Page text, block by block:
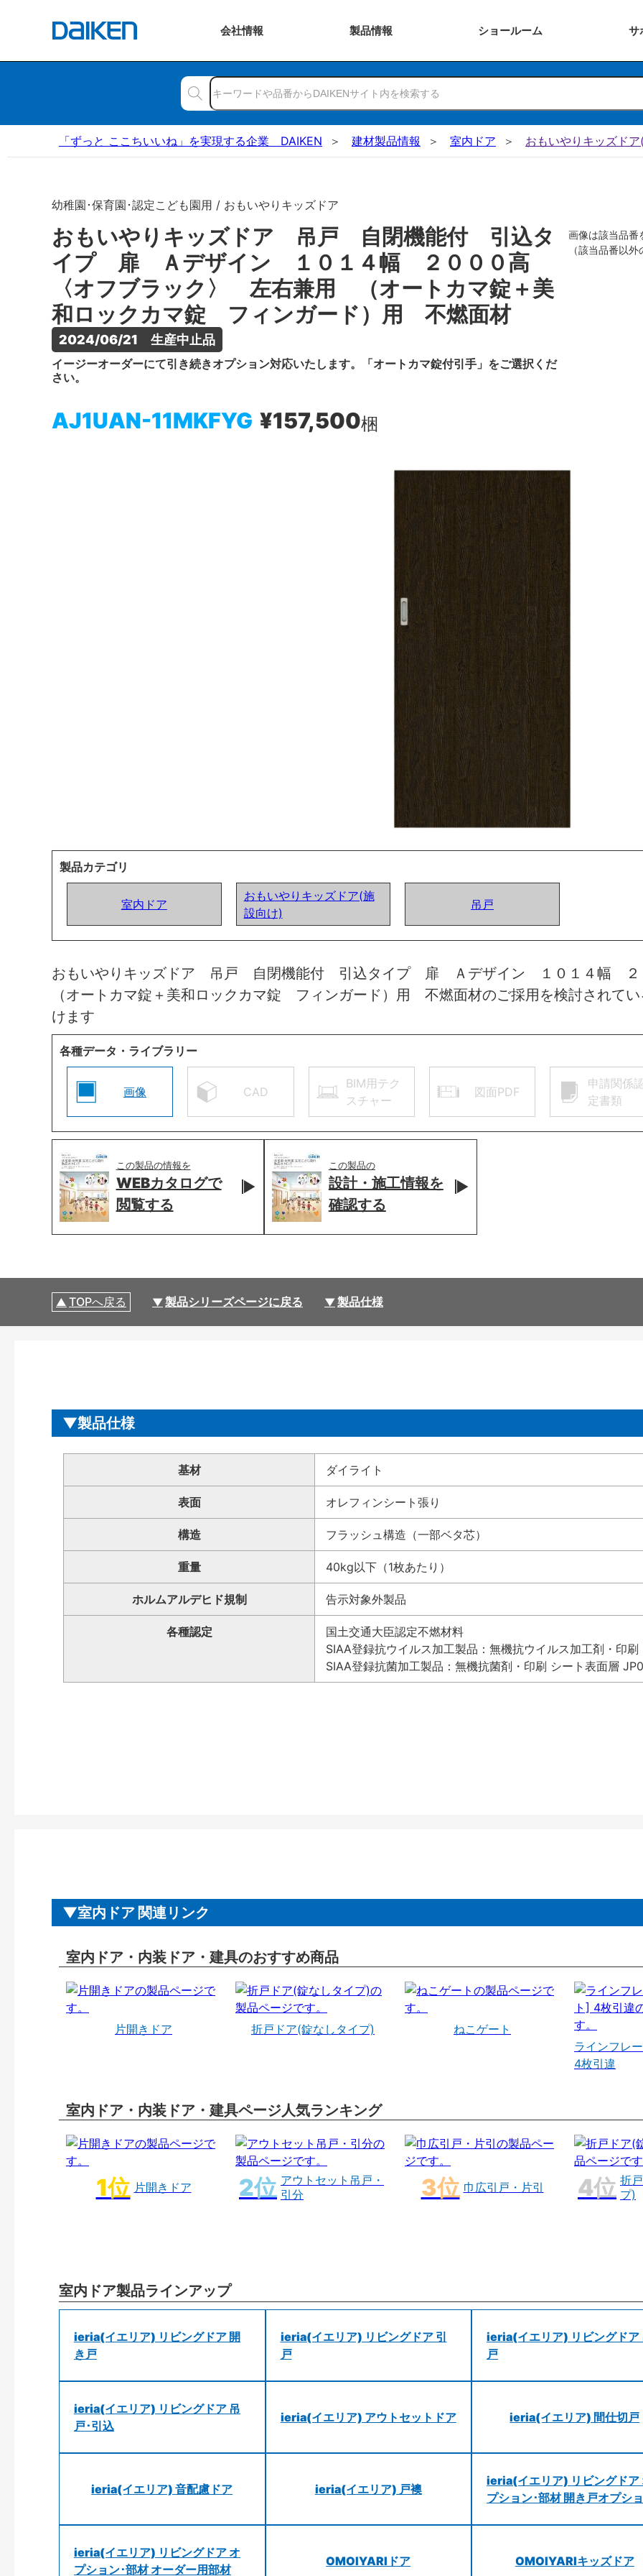
会社情報 製品情報 ショールーム サ
「ずっと ここちいいね」を実現する企業 DAIKEN 建材製品情報 室内ドア おもいやりキッズド
幼稚園･保育園･認定こども園用 / おもいやりキッズドア
おもいやりキッズドア 吊戸 自閉機能付 引込タ
イプ 扉 Ａデザイン １０１４幅 ２０００高
〈オフブラック〉 左右兼用 （オートカマ錠＋美
和ロックカマ錠 フィンガード）用 不燃面材
2024/06/21　生産中止品
イージーオーダーにて引き続きオプション対応いたします。「オートカマ錠付引手」をご選択くだ
さい。
AJ1UAN-11MKFYG ¥157,500梱
画像は該当品番
（該当品番以
製品カテゴリ
室内ドア
おもいやりキッズドア(施
設向け)
吊戸
おもいやりキッズドア 吊戸 自閉機能付 引込タイプ 扉 Ａデザイン １０１４幅
（オートカマ錠＋美和ロックカマ錠 フィンガード）用 不燃面材のご採用を検討されて
けます
各種データ・ライブラリー
画像 CAD
BIM用テク
スチャー
図面PDF
申請関係
定書類
この製品の情報を
WEBカタログで
閲覧する
この製品の
設計・施工情報を
確認する
TOPへ戻る 製品シリーズページに戻る 製品仕様
製品仕様
基材 ダイライト
表面 オレフィンシート張り
構造 フラッシュ構造（一部ベタ芯）
重量 40kg以下（1枚あたり）
ホルムアルデヒド規制 告示対象外製品
各種認定
国土交通大臣認定不燃材料
SIAA登録抗ウイルス加工製品：無機抗ウイルス加工剤・印
SIAA登録抗菌加工製品：無機抗菌剤・印刷 シート表面層
室内ドア 関連リンク
室内ドア・内装ドア・建具のおすすめ商品
片開きドア 折戸ドア(錠なしタイプ)
ねこゲート
ラインフレ
4枚引違
室内ドア・内装ドア・建具ページ人気ランキング
片開きドア
アウトセット吊戸・
引分
巾広引戸・片引
折
プ)
室内ドア製品ラインアップ
ieria(イエリア) リビングドア 開
き戸
ieria(イエリア) リビングドア 引
戸
ieria(イエリア) リビングドア
戸
ieria(イエリア) リビングドア 吊
戸･引込
ieria(イエリア) アウトセットドア ieria(イエリア) 間仕切戸
ieria(イエリア) 音配慮ドア ieria(イエリア) 戸襖
ieria(イエリア) リビングドア
プション･部材 開き戸オプシ
ieria(イエリア) リビングドア オ
プション･部材 オーダー用部材
OMOIYARIドア OMOIYARIキッズドア